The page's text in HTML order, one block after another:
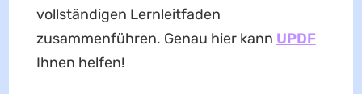
vollständigen Lernleitfaden
zusammenführen. Genau hier kann UPDF
Ihnen helfen!